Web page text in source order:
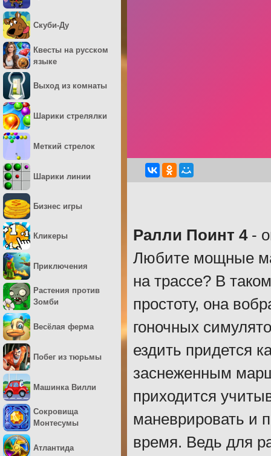
Ралли Поинт 4-
Любите мощные
на трассе? В
простоту, она
гоночных
ездить придется
заснеженным
приходится
маневрировать и
время. Ведь для
Скуби-Ду
Квесты на русском
языке
Выход из комнаты
Шарики стрелялки
Меткий стрелок
Шарики линии
Бизнес игры
Кликеры
Приключения
Растения против
Зомби
Весёлая ферма
Побег из тюрьмы
Машинка Вилли
Сокровища
Монтесумы
Атлантида